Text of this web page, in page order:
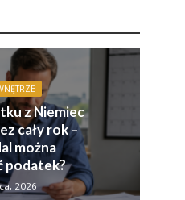
z Niemiec
cały rok –
można
podatek?
2026